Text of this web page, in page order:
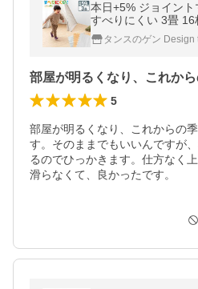
本日+5% ジョイン
すべりにくい 3畳 16
クッションマット プ
ト ベビー 赤ちゃん
タンスのゲン Design
5
部屋が明るくなり、これからの
す。そのままでもいいんですが
るのでひっかきます。仕方なく
滑らなくて、良かったです。